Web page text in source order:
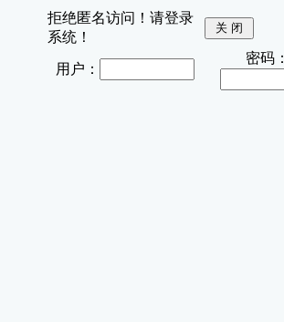
拒绝匿名访问！请登录
系统！
用户：
密码：